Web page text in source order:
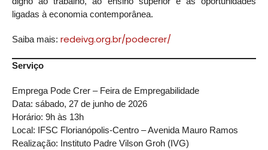
ligadas à economia contemporânea.
Saiba mais: redeivg.org.br/podecrer/
Serviço
Emprega Pode Crer – Feira de Empregabilidade
Data: sábado, 27 de junho de 2026
Horário: 9h às 13h
Local: IFSC Florianópolis-Centro – Avenida Mauro Ramos
Realização: Instituto Padre Vilson Groh (IVG)